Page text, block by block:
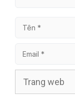
Tên
Email